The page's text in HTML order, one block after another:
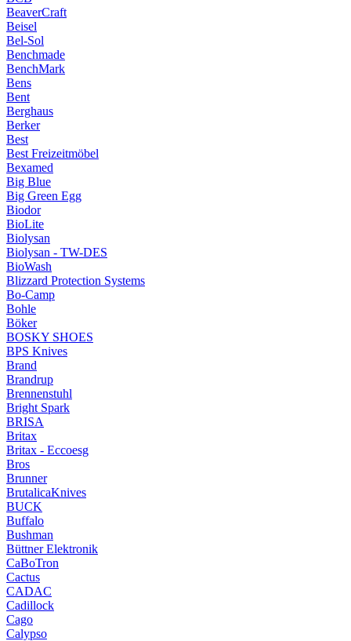
BeaverCraft
Beisel
Bel-Sol
Benchmade
BenchMark
Bens
Bent
Berghaus
Berker
Best
Best Freizeitmöbel
Bexamed
Big Blue
Big Green Egg
Biodor
BioLite
Biolysan
Biolysan - TW-DES
BioWash
Blizzard Protection Systems
Bo-Camp
Bohle
Böker
BOSKY SHOES
BPS Knives
Brand
Brandrup
Brennenstuhl
Bright Spark
BRISA
Britax
Britax - Eccoesg
Bros
Brunner
BrutalicaKnives
BUCK
Buffalo
Bushman
Büttner Elektronik
CaBoTron
Cactus
CADAC
Cadillock
Cago
Calypso